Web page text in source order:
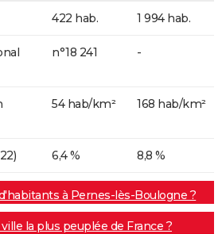
422 hab. 1 994 hab.
n°18 241 -
54 hab/km² 168 hab/km²
6,4 % 8,8 %
à Pernes-lès-Boulogne ?
la plus peuplée de France ?